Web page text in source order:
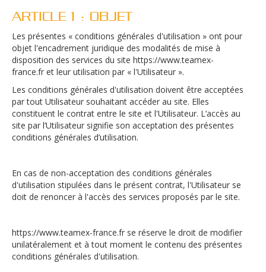
ARTICLE 1 : OBJET
Les présentes « conditions générales d'utilisation » ont pour
objet l'encadrement juridique des modalités de mise à
disposition des services du site https://www.teamex-
france.fr et leur utilisation par « l'Utilisateur ».
Les conditions générales d'utilisation doivent être acceptées
par tout Utilisateur souhaitant accéder au site. Elles
constituent le contrat entre le site et l'Utilisateur. L’accès au
site par l’Utilisateur signifie son acceptation des présentes
conditions générales d’utilisation.
En cas de non-acceptation des conditions générales
d'utilisation stipulées dans le présent contrat, l'Utilisateur se
doit de renoncer à l'accès des services proposés par le site.
https://www.teamex-france.fr se réserve le droit de modifier
unilatéralement et à tout moment le contenu des présentes
conditions générales d'utilisation.